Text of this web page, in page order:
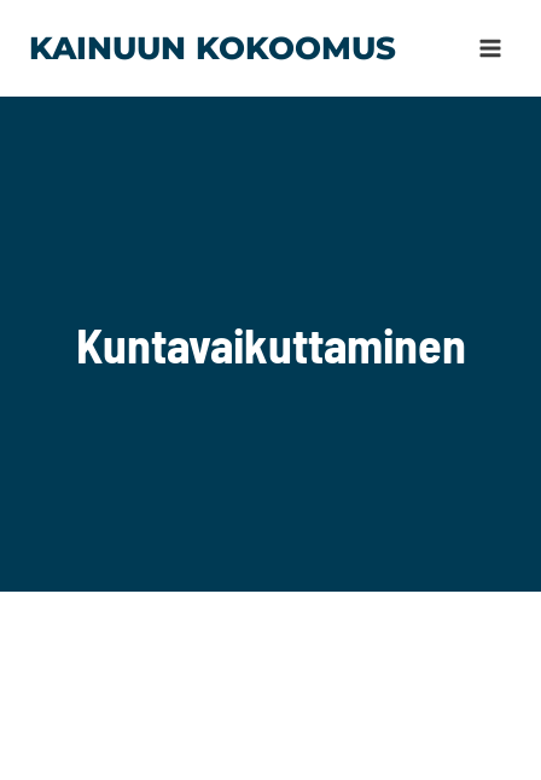
sisältöön
KAINUUN KOKOOMUS
Kuntavaikuttaminen